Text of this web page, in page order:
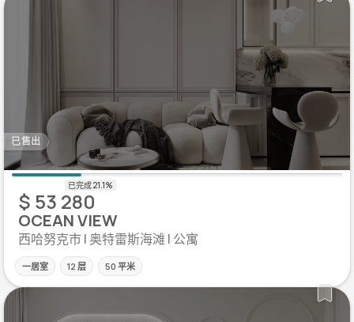
已售出
$ 53 280
OCEAN VIEW
西哈努克市 | 奥特雷斯海滩 | 公寓
一居室 12 层 50 平米